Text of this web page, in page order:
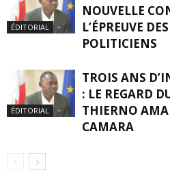
ÉDITORIAL
NOUVELLE
L’ÉPREUVE
POLITICIENS
ÉDITORIAL
TROIS ANS
: LE REGARD
THIERNO
CAMARA